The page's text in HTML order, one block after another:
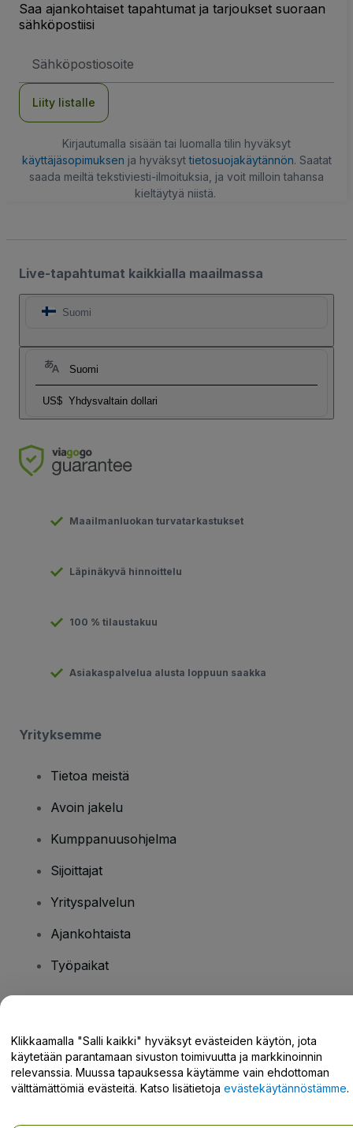
Saa ajankohtaiset tapahtumat ja tarjoukset suoraan
sähköpostiisi
Liity listalle
Kirjautumalla sisään tai luomalla tilin hyväksyt
käyttäjäsopimuksen ja hyväksyttietosuojakäytännön. Saatat
saada meiltä tekstiviesti-ilmoituksia, ja voit milloin tahansa
kieltäytyä niistä.
Live-tapahtumat kaikkialla maailmassa
Suomi
Suomi
US$ Yhdysvaltain dollari
Maailmanluokan turvatarkastukset
Läpinäkyvä hinnoittelu
100 % tilaustakuu
Asiakaspalvelua alusta loppuun saakka
Yrityksemme
Tietoa meistä
Avoin jakelu
Kumppanuusohjelma
Sijoittajat
Yrityspalvelun
Ajankohtaista
Työpaikat
Tukikeskus / Ota meihin yhteyttä
Klikkaamalla "Salli kaikki" hyväksyt evästeiden käytön, jota
käytetään parantamaan sivuston toimivuutta ja markkinoinnin
relevanssia. Muussa tapauksessa käytämme vain ehdottoman
välttämättömiä evästeitä. Katso lisätietoja evästekäytännöstämme.